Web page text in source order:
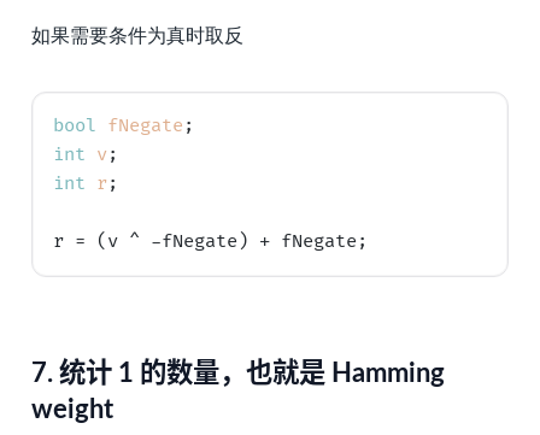
如果需要条件为真时取反
bool fNegate
int v
int r;
7.统计 1 的数量，也就是 Hamming
weight